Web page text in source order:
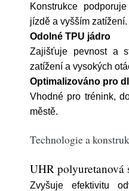
Konstrukce
jízdě a vyšším zatížení.
Odolné TPU jádro
Zajišťuje pevnost a
zatížení a vysokých
Optimalizováno pro
Vhodné pro trénink,
městě.
Technologie a
UHR polyuretanová
Zvyšuje efektivitu